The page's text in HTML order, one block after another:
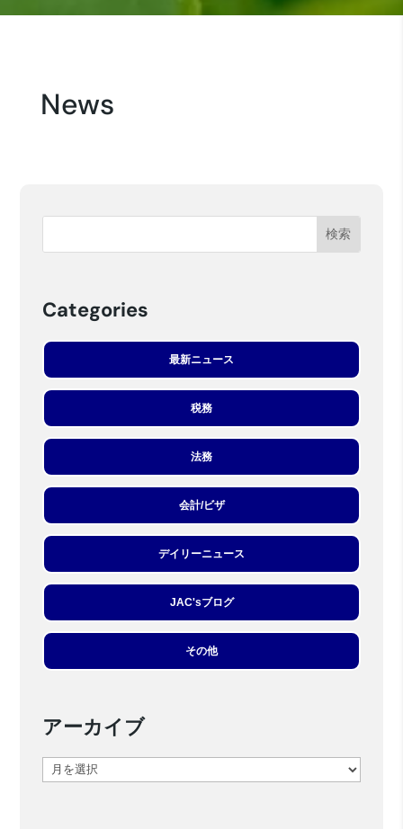
News
Categories
最新ニュース
税務
法務
会計/ビザ
デイリーニュース
JAC'sブログ
その他
アーカイブ
ア